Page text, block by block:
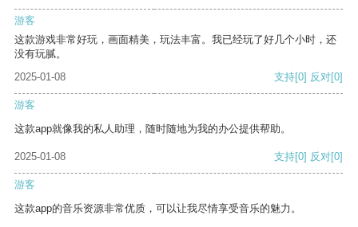
游客
这款游戏非常好玩，画面精美，玩法丰富。我已经玩了好几个小时，还
没有玩腻。
2025-01-08
支持[0] 反对[0]
游客
这款app就像我的私人助理，随时随地为我的办公提供帮助。
2025-01-08 支持[0] 反对[0]
游客
这款app的音乐资源非常优质，可以让我尽情享受音乐的魅力。